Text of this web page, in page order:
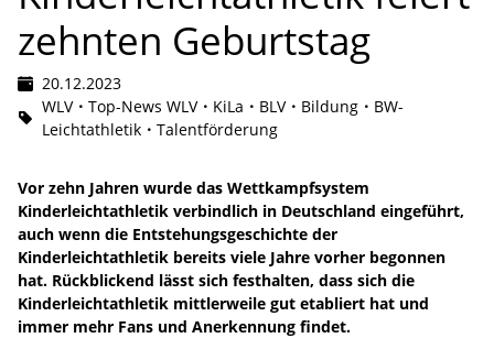
zehnten Geburtstag
20.12.2023
WLV
Top-News WLV KiLa BLV Bildung
BW-
Leichtathletik
Talentförderung
Vor zehn Jahren wurde das Wettkampfsystem
Kinderleichtathletik verbindlich in Deutschland eingeführt,
auch wenn die Entstehungsgeschichte der
Kinderleichtathletik bereits viele Jahre vorher begonnen
hat. Rückblickend lässt sich festhalten, dass sich die
Kinderleichtathletik mittlerweile gut etabliert hat und
immer mehr Fans und Anerkennung findet.